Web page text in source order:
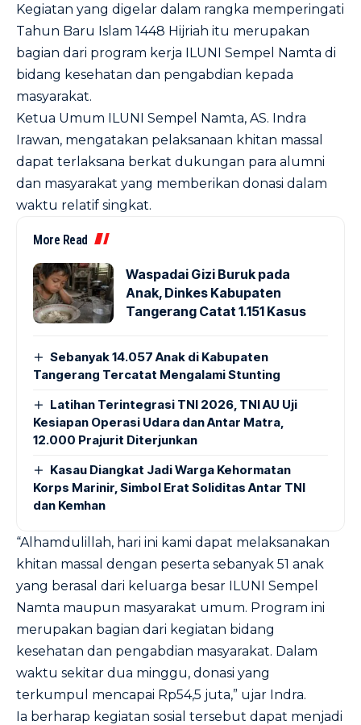
Kegiatan yang digelar dalam rangka memperingati
Tahun Baru Islam 1448 Hijriah itu merupakan
bagian dari program kerja ILUNI Sempel Namta di
bidang kesehatan dan pengabdian kepada
masyarakat.
Ketua Umum ILUNI Sempel Namta, AS. Indra
Irawan, mengatakan pelaksanaan khitan massal
dapat terlaksana berkat dukungan para alumni
dan masyarakat yang memberikan donasi dalam
waktu relatif singkat.
More Read
Waspadai Gizi Buruk pada
Anak, Dinkes Kabupaten
Tangerang Catat 1.151 Kasus
Sebanyak 14.057 Anak di Kabupaten
Tangerang Tercatat Mengalami Stunting
Latihan Terintegrasi TNI 2026, TNI AU Uji
Kesiapan Operasi Udara dan Antar Matra,
12.000 Prajurit Diterjunkan
Kasau Diangkat Jadi Warga Kehormatan
Korps Marinir, Simbol Erat Soliditas Antar TNI
dan Kemhan
“Alhamdulillah, hari ini kami dapat melaksanakan
khitan massal dengan peserta sebanyak 51 anak
yang berasal dari keluarga besar ILUNI Sempel
Namta maupun masyarakat umum. Program ini
merupakan bagian dari kegiatan bidang
kesehatan dan pengabdian masyarakat. Dalam
waktu sekitar dua minggu, donasi yang
terkumpul mencapai Rp54,5 juta,” ujar Indra.
Ia berharap kegiatan sosial tersebut dapat menjadi